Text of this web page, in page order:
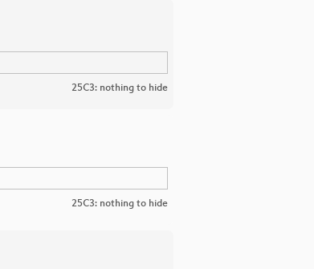
25C3: nothing to hide
25C3: nothing to hide